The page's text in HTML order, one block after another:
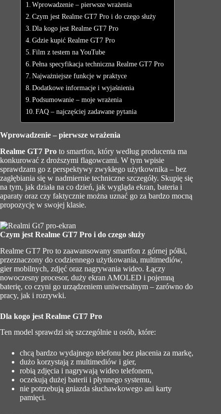
Wprowadzenie – pierwsze wrażenia
Czym jest Realme GT7 Pro i do czego służy
Dla kogo jest Realme GT7 Pro
Gdzie kupić Realme GT7 Pro
Film z testem na YouTube
Pełna specyfikacja techniczna Realme GT7 Pro
Najważniejsze funkcje w praktyce
Dodatkowe informacje i wyjaśnienia
Podsumowanie – moje wrażenia
FAQ – najczęściej zadawane pytania
Wprowadzenie – pierwsze wrażenia
Realme GT7 Pro to smartfon, który według producenta ma
konkurować z droższymi flagowcami. W tym wpisie
sprawdzam go z perspektywy zwykłego użytkownika – bez
zagłębiania się w nadmiernie techniczne szczegóły. Skupię się
na tym, jak działa na co dzień, jak wygląda ekran, bateria i
aparaty oraz czy faktycznie można uznać go za bardzo mocną
propozycję w swojej klasie.
Czym jest Realme GT7 Pro i do czego służy
Realme GT7 Pro to zaawansowany smartfon z górnej półki,
przeznaczony do codziennego użytkowania, multimediów,
gier mobilnych, zdjęć oraz nagrywania wideo. Łączy
nowoczesny procesor, duży ekran AMOLED i pojemną
baterię, co czyni go urządzeniem uniwersalnym – zarówno do
pracy, jak i rozrywki.
Dla kogo jest Realme GT7 Pro
Ten model sprawdzi się szczególnie u osób, które:
chcą bardzo wydajnego telefonu bez płacenia za markę,
dużo korzystają z multimediów i gier,
robią zdjęcia i nagrywają wideo telefonem,
oczekują dużej baterii i płynnego systemu,
nie potrzebują gniazda słuchawkowego ani karty
pamięci.